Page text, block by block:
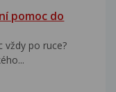
pomoc do
vždy po ruce?